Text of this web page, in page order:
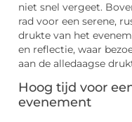
niet snel vergeet.
rad voor een serene,
drukte van het
en reflectie, waar
aan de alledaagse
Hoog tijd voor
evenement